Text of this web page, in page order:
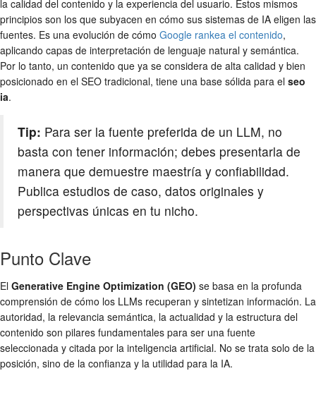
la calidad del contenido y la experiencia del usuario. Estos mismos
principios son los que subyacen en cómo sus sistemas de IA eligen las
fuentes. Es una evolución de cómo Google rankea el contenido,
aplicando capas de interpretación de lenguaje natural y semántica.
Por lo tanto, un contenido que ya se considera de alta calidad y bien
posicionado en el SEO tradicional, tiene una base sólida para el seo
ia.
Tip: Para ser la fuente preferida de un LLM, no
basta con tener información; debes presentarla de
manera que demuestre maestría y confiabilidad.
Publica estudios de caso, datos originales y
perspectivas únicas en tu nicho.
Punto Clave
El Generative Engine Optimization (GEO) se basa en la profunda
comprensión de cómo los LLMs recuperan y sintetizan información. La
autoridad, la relevancia semántica, la actualidad y la estructura del
contenido son pilares fundamentales para ser una fuente
seleccionada y citada por la inteligencia artificial. No se trata solo de la
posición, sino de la confianza y la utilidad para la IA.